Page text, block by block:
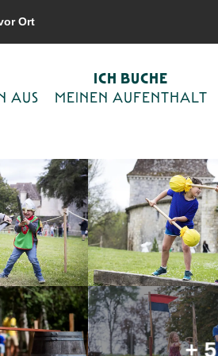
Ort
AUS
ICH BUCHE
MEINEN AUFENTHALT
des Jeux
+ 5